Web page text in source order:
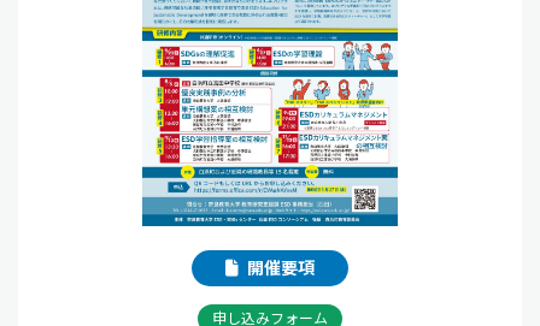
開催要項
申し込みフォーム